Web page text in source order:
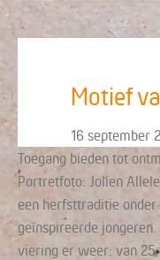
Motief
16 september
Toegang bieden tot
Portretfoto: Jolien
een herfsttraditie
geïnspireerde
viering er weer: van 25